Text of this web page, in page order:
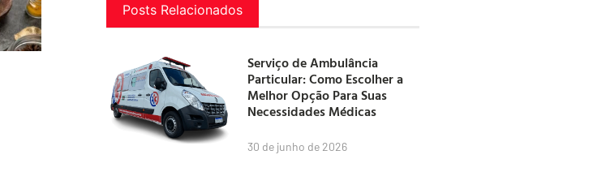
Posts Relacionados
Serviço de Ambulância
Particular: Como Escolher a
Melhor Opção Para Suas
Necessidades Médicas
30 de junho de 2026